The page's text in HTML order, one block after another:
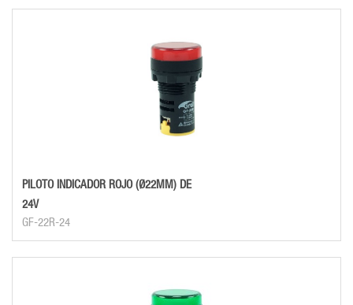
PILOTO INDICADOR ROJO (Ø22MM) DE
24V
GF-22R-24